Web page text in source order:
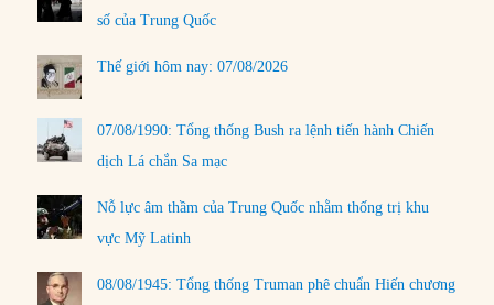
số của Trung Quốc
Thế giới hôm nay: 07/08/2026
07/08/1990: Tổng thống Bush ra lệnh tiến hành Chiến
dịch Lá chắn Sa mạc
Nỗ lực âm thầm của Trung Quốc nhằm thống trị khu
vực Mỹ Latinh
08/08/1945: Tổng thống Truman phê chuẩn Hiến chương